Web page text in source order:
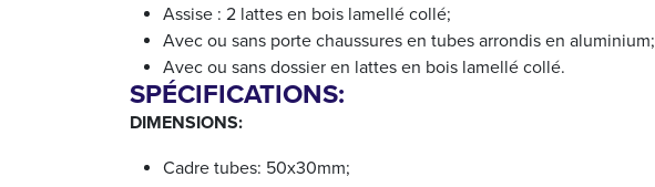
Assise : 2 lattes en bois lamellé collé;
Avec ou sans porte chaussures en tubes arrondis en aluminium;
Avec ou sans dossier en lattes en bois lamellé collé.
SPÉCIFICATIONS:
DIMENSIONS:
Cadre tubes: 50x30mm;